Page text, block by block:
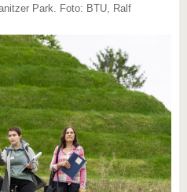
Park. Foto: BTU, Ralf